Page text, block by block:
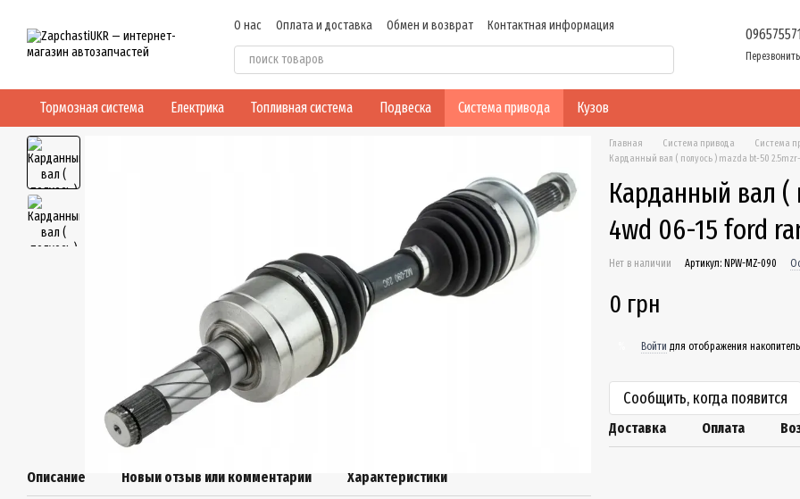
О нас Оплата и доставка Обмен и возврат
Контактная информация
Пользовательское соглашение
Тормозная система Електрика Топливная система Подвеска Система привода Кузов
Описание Новый отзыв или комментарий Характеристики
Главная Система привода
Система
Карданный вал ( полуось ) mazda bt-50
Карданный вал (
4wd 06-15 ford
Нет в наличии Артикул: NPW-MZ-090
0 грн
Войти для отображения
Сообщить, когда появится
Доставка Оплата